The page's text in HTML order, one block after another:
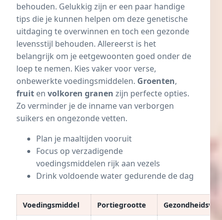
behouden. Gelukkig zijn er een paar handige
tips die je kunnen helpen om deze genetische
uitdaging te overwinnen en toch een gezonde
levensstijl behouden. Allereerst is het
belangrijk om je eetgewoonten goed onder de
loep te nemen. Kies vaker voor verse,
onbewerkte voedingsmiddelen. Groenten,
fruit en volkoren granen zijn perfecte opties.
Zo verminder je de inname van verborgen
suikers en ongezonde vetten.
Plan je maaltijden vooruit
Focus op verzadigende
voedingsmiddelen rijk aan vezels
Drink voldoende water gedurende de dag
Voedingsmiddel Portiegrootte